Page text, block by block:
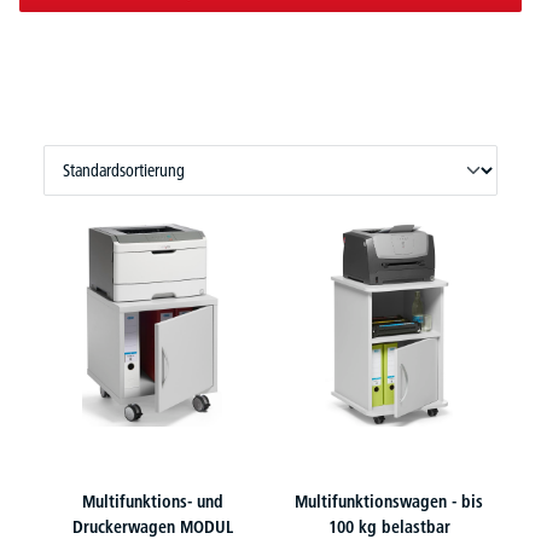
Multifunktions- und
Druckerwagen MODUL
Multifunktionswagen - bis
100 kg belastbar